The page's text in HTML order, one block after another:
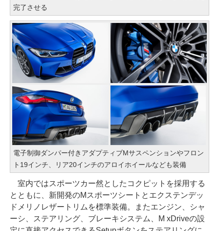
完了させる
電子制御ダンパー付きアダプティブMサスペンションやフロン
ト19インチ、リア20インチのアロイホイールなども装備
室内ではスポーツカー然としたコクピットを採用する
とともに、新開発のMスポーツシートとエクステンデッ
ドメリノレザートリムを標準装備。またエンジン、シャ
ーシ、ステアリング、ブレーキシステム、M xDriveの設